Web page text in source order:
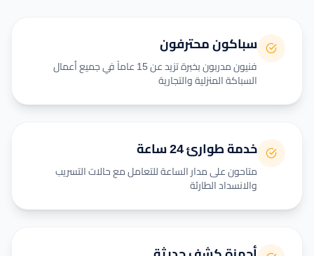
سباكون محترفون
فنيون مدربون بخبرة تزيد عن 15 عاماً في جميع أعمال
السباكة المنزلية والتجارية
خدمة طوارئ 24 ساعة
متاحون على مدار الساعة للتعامل مع حالات التسريب
والانسداد الطارئة